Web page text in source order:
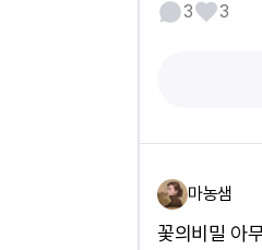
3 3
마농샘
꽃의비밀 아